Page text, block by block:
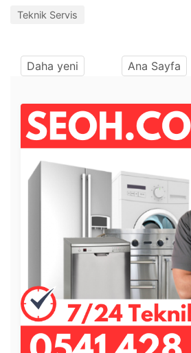
Teknik Servis
Daha yeni Ana Sayfa